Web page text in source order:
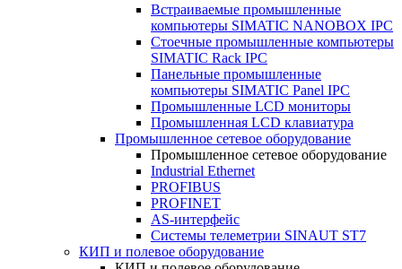
Встраиваемые промышленные
компьютеры SIMATIC NANOBOX IPC
Стоечные промышленные компьютеры
SIMATIC Rack IPC
Панельные промышленные
компьютеры SIMATIC Panel IPC
Промышленные LCD мониторы
Промышленная LCD клавиатура
Промышленное сетевое оборудование
Промышленное сетевое оборудование
Industrial Ethernet
PROFIBUS
PROFINET
AS-интерфейс
Системы телеметрии SINAUT ST7
КИП и полевое оборудование